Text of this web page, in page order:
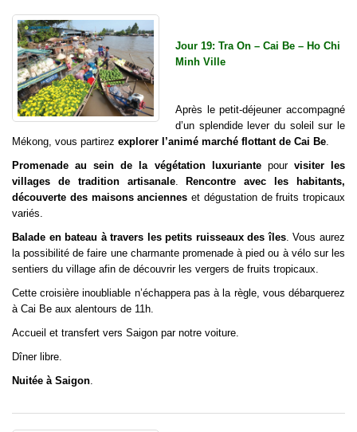
Jour 19: Tra On – Cai Be – Ho Chi
Minh Ville
Après le petit-déjeuner accompagné
d’un splendide lever du soleil sur le
Mékong, vous partirez explorer l’animé marché flottant de Cai Be
Promenade au sein de la végétation luxuriantepour visiter les
villages de tradition artisanale.Rencontre avec les habitants,
découverte des maisons anciennes et dégustation de fruits tropicaux
variés.
Balade en bateau à travers les petits ruisseaux des îles. Vous aurez
la possibilité de faire une charmante promenade à pied ou à vélo sur les
sentiers du village afin de découvrir les vergers de fruits tropicaux.
Cette croisière inoubliable n’échappera pas à la règle, vous débarquerez
à Cai Be aux alentours de 11h.
Accueil et transfert vers Saigon par notre voiture.
Dîner libre.
Nuitée à Saigon